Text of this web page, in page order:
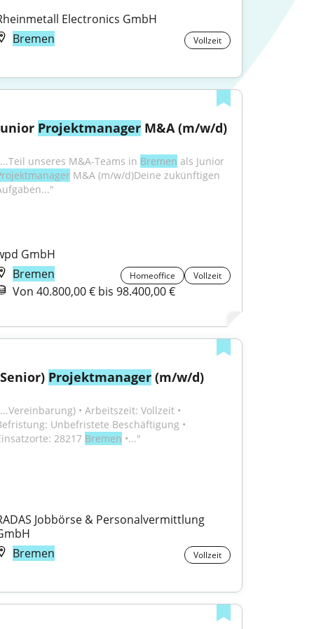
Electronics GmbH
Bremen
Vollzeit
Projektmanager M&A (m/w/d)
unseres M&A-Teams in Bremen
als Junior
M&A (m/w/d)Deine zukünftigen
GmbH
Bremen
Homeoffice Vollzeit
Von 40.800,00 € bis 98.400,00 €
Projektmanager (m/w/d)
• Arbeitszeit: Vollzeit •
Unbefristete Beschäftigung •
28217 Bremen •..."
Jobbörse & Personalvermittlung
Bremen
Vollzeit